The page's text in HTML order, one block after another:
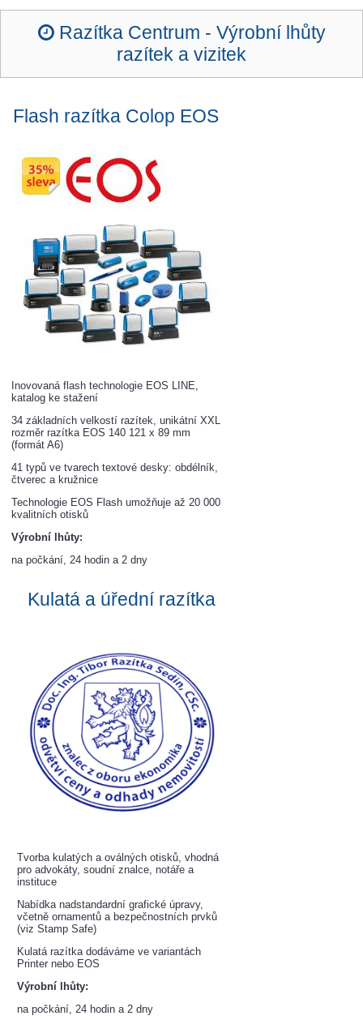
Razítka Centrum - Výrobní lhůty
razítek a vizitek
Flash razítka Colop EOS
Inovovaná flash technologie EOS LINE,
katalog ke stažení
34 základních velkostí razítek, unikátní XXL
rozměr razítka EOS 140 121 x 89 mm
(formát A6)
41 typů ve tvarech textové desky: obdélník,
čtverec a kružnice
Technologie EOS Flash umožňuje až 20 000
kvalitních otisků
Výrobní lhůty:
na počkání, 24 hodin a 2 dny
Kulatá a úřední razítka
Tvorba kulatých a oválných otisků, vhodná
pro advokáty, soudní znalce, notáře a
instituce
Nabídka nadstandardní grafické úpravy,
včetně ornamentů a bezpečnostních prvků
(viz Stamp Safe)
Kulatá razítka dodáváme ve variantách
Printer nebo EOS
Výrobní lhůty:
na počkání, 24 hodin a 2 dny